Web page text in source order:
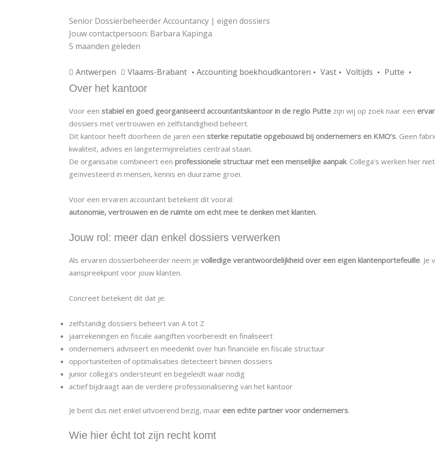
Senior Dossierbeheerder Accountancy | eigen dossiers
Jouw contactpersoon: Barbara Kapinga
5 maanden geleden
Antwerpen Vlaams-Brabant Accounting boekhoudkantoren Vast Voltijds Putte
Over het kantoor
Voor een stabiel en goed georganiseerd accountantskantoor in de regio Putte zijn wij op zoek naar een
dossiers met vertrouwen en zelfstandigheid beheert.
Dit kantoor heeft doorheen de jaren een sterke reputatie opgebouwd bij ondernemers en KMO’s. Geen
kwaliteit, advies en langetermijnrelaties centraal staan.
De organisatie combineert een professionele structuur met een menselijke aanpak. Collega’s werken hier
geïnvesteerd in mensen, kennis en duurzame groei.
Voor een ervaren accountant betekent dit vooral:
autonomie, vertrouwen en de ruimte om echt mee te denken met klanten.
Jouw rol: meer dan enkel dossiers verwerken
Als ervaren dossierbeheerder neem je volledige verantwoordelijkheid over een eigen klantenportefeuille. Je
aanspreekpunt voor jouw klanten.
Concreet betekent dit dat je:
zelfstandig dossiers beheert van A tot Z
jaarrekeningen en fiscale aangiften voorbereidt en finaliseert
ondernemers adviseert en meedenkt over hun financiële en fiscale structuur
opportuniteiten of optimalisaties detecteert binnen dossiers
junior collega’s ondersteunt en begeleidt waar nodig
actief bijdraagt aan de verdere professionalisering van het kantoor
Je bent dus niet enkel uitvoerend bezig, maar een echte partner voor ondernemers.
Wie hier écht tot zijn recht komt